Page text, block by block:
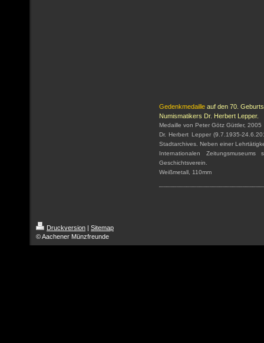
Gedenkmedaille auf den 70.
Numismatikers Dr. Herbert Lepper.
Medaille von Peter Götz Güttler, 2005
Dr. Herbert Lepper (9.7.1935-
Stadtarchives. Neben einer
Internationalen
Geschichtsverein.
Weißmetall, 110mm
Druckversion | Sitemap
© Aachener Münzfreunde